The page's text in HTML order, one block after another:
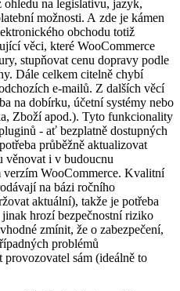
ohledu na legislativu, jazyk,
možnosti. A zde je kámen
obchodu totiž
věci, které WooCommerce
stupňovat cenu dopravy podle
Dále celkem citelně chybí
e-mailů. Z dalších věcí
na dobírku, účetní systémy nebo
Zboží apod.). Tyto funkcionality
- ať bezplatně dostupných
průběžně aktualizovat
věnovat i v budoucnu
verzím WooCommerce. Kvalitní
na bázi ročního
aktuální), takže je potřeba
hrozí bezpečnostní riziko
zmínit, že o zabezpečení,
problémů
provozovatel sám (ideálně to